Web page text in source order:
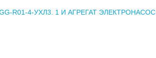
R01-4-УХЛ3. 1 И АГРЕГАТ